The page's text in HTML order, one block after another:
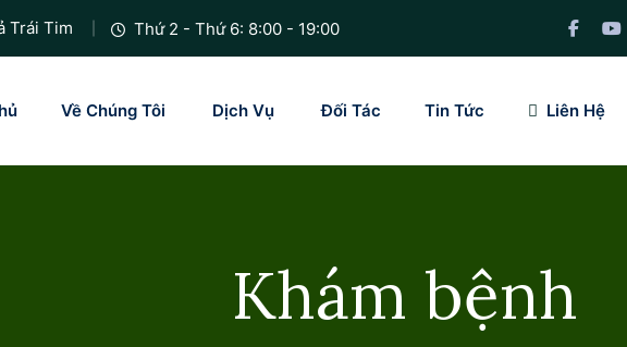
Trái Tim Thứ 2 - Thứ 6: 8:00 - 19:00
Về Chúng Tôi Dịch Vụ Đối Tác Tin Tức Liên Hệ
Khám bệnh